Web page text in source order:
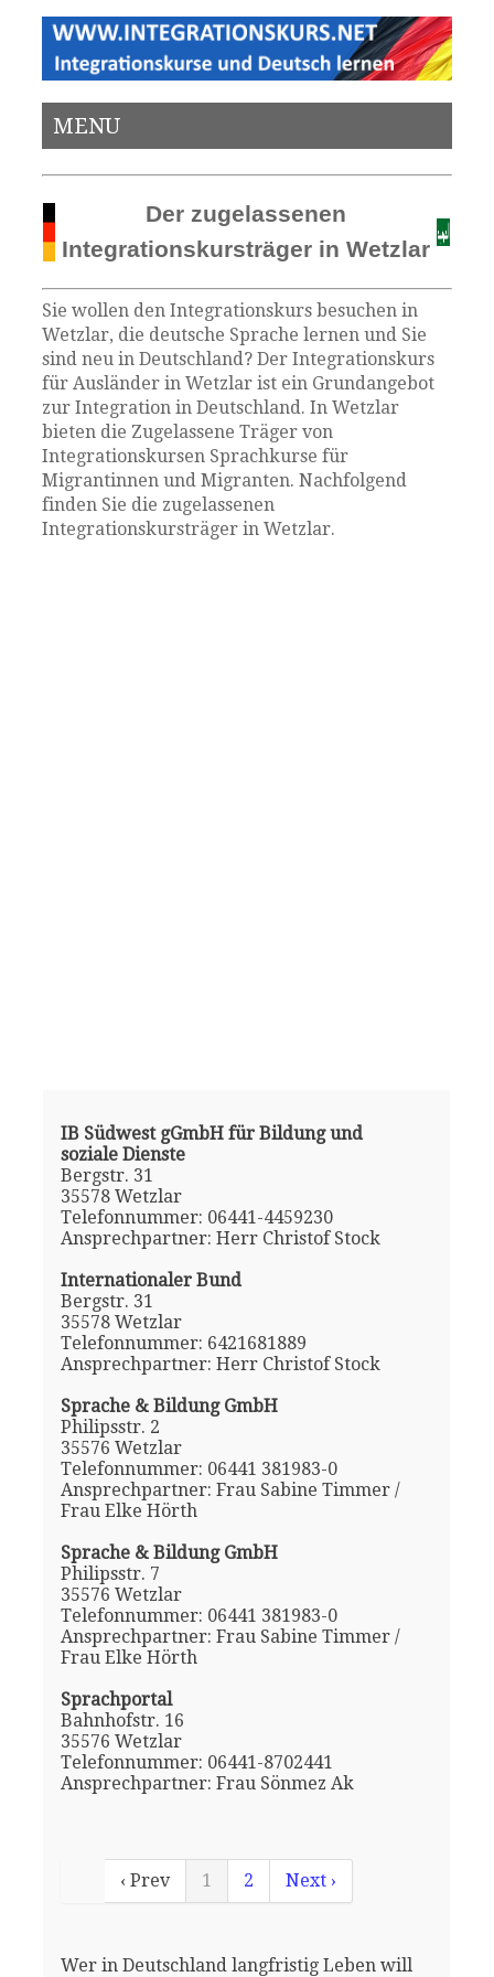
MENU
Der zugelassenen
Integrationskursträger in Wetzlar
Sie wollen den Integrationskurs besuchen in
Wetzlar, die deutsche Sprache lernen und Sie
sind neu in Deutschland? Der Integrationskurs
für Ausländer in Wetzlar ist ein Grundangebot
zur Integration in Deutschland. In Wetzlar
bieten die Zugelassene Träger von
Integrationskursen Sprachkurse für
Migrantinnen und Migranten. Nachfolgend
finden Sie die zugelassenen
Integrationskursträger in Wetzlar.
IB Südwest gGmbH für Bildung und
soziale Dienste
Bergstr. 31
35578 Wetzlar
Telefonnummer: 06441-4459230
Ansprechpartner: Herr Christof Stock
Internationaler Bund
Bergstr. 31
35578 Wetzlar
Telefonnummer: 6421681889
Ansprechpartner: Herr Christof Stock
Sprache & Bildung GmbH
Philipsstr. 2
35576 Wetzlar
Telefonnummer: 06441 381983-0
Ansprechpartner: Frau Sabine Timmer /
Frau Elke Hörth
Sprache & Bildung GmbH
Philipsstr. 7
35576 Wetzlar
Telefonnummer: 06441 381983-0
Ansprechpartner: Frau Sabine Timmer /
Frau Elke Hörth
Sprachportal
Bahnhofstr. 16
35576 Wetzlar
Telefonnummer: 06441-8702441
Ansprechpartner: Frau Sönmez Ak
‹ Prev 1 2 Next ›
Wer in Deutschland langfristig Leben will